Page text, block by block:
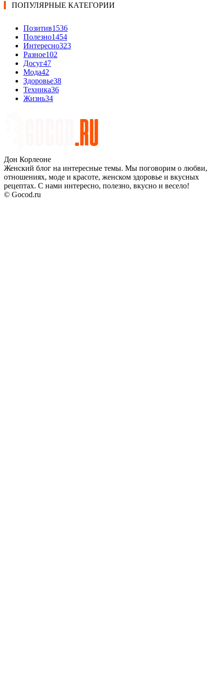
ПОПУЛЯРНЫЕ КАТЕГОРИИ
Позитив1536
Полезно1454
Интересно323
Разное102
Досуг47
Мода42
Здоровье38
Техника36
Жизнь34
Дон Корлеоне
Женский блог на интересные темы. Мы поговорим о любви,
отношениях, моде и красоте, женском здоровье и вкусных
рецептах. С нами интересно, полезно, вкусно и весело!
© Gocod.ru